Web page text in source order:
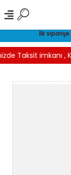
İlk
Taksit imkanı ,